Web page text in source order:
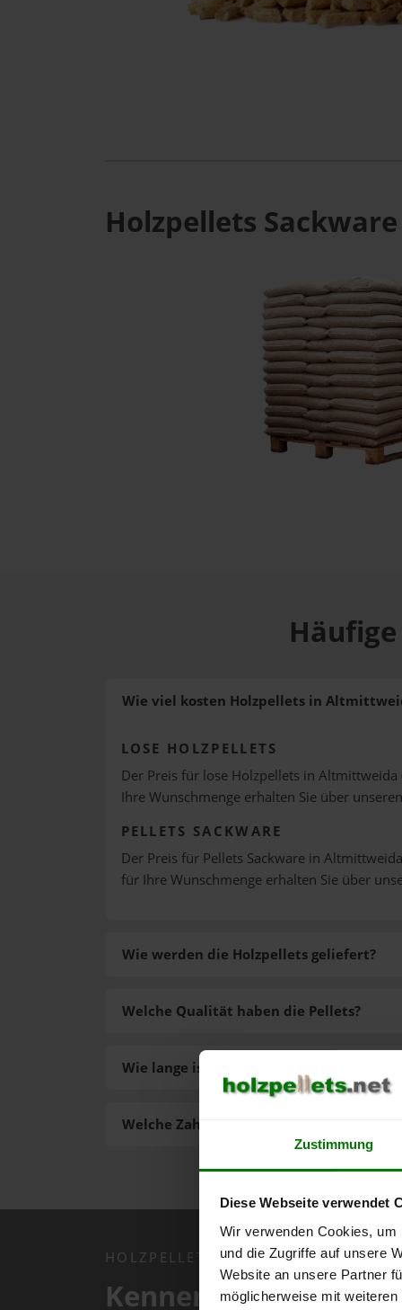
Zustimmung
Diese Webseite verwendet
Wir verwenden Cookies,
und die Zugriffe auf unsere
Website an unsere Partner
möglicherweise mit
Holzpellets
Wie viel kosten Holzpellets in
LOSE HOLZPELLETS
Der Preis für lose Holzpellets in Altmittweida
Ihre Wunschmenge erhalten Sie über unseren
PELLETS SACKWARE
Der Preis für Pellets Sackware in
für Ihre Wunschmenge erhalten Sie über
Wie werden die Holzpellets geliefert?
Welche Zahlungsarten gibt es?
Welche Qualität haben die Pellets?
Wie lange ist die Lieferzeit der Pellets?
HOLZPELLETS.NET APP
Kennen Sie schon